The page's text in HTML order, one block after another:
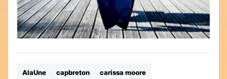
AlaUne capbreton carissa moore